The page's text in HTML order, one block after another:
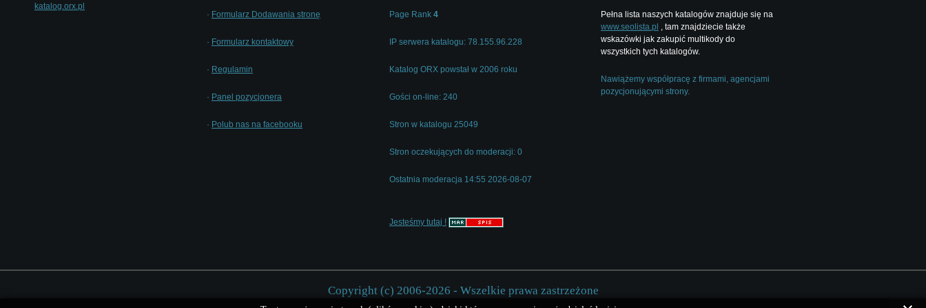
katalog.orx.pl
· Formularz Dodawania stronę
· Formularz kontaktowy
· Regulamin
· Panel pozycjonera
· Polub nas na facebooku
Page Rank 4
IP serwera katalogu: 78.155.96.228
Katalog ORX powstał w 2006 roku
Gości on-line: 240
Stron w katalogu 25049
Stron oczekujących do moderacji: 0
Ostatnia moderacja 14:55 2026-08-07
Jesteśmy tutaj !
Pełna lista naszych katalogów znajduje się na
www.seolista.pl , tam znajdziecie także
wskazówki jak zakupić multikody do
wszystkich tych katalogów.
Nawiążemy współpracę z firmami, agencjami
pozycjonującymi strony.
Copyright (c) 2006-2026 - Wszelkie prawa zastrzeżone